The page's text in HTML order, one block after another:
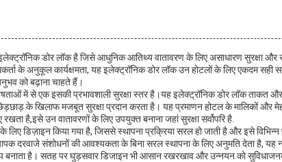
डोर लॉक है जिसे आधुनिक आतिथ्य वातावरण के लिए असाधारण सुरक्षा और
के अनुकूल कार्यक्षमता, यह इलेक्ट्रॉनिक डोर लॉक उन होटलों के लिए एकदम सही
को बढ़ाना चाहते हैं।
में से एक इसकी प्रभावशाली सुरक्षा स्तर है।यह इलेक्ट्रॉनिक डोर लॉक ताकत
के खिलाफ मजबूत सुरक्षा प्रदान करता है। यह प्रमाणन होटल के मालिकों और
है,इसे उन वातावरणों के लिए उपयुक्त बनाना जहां सुरक्षा सर्वोपरि है.
लिए डिज़ाइन किया गया है, जिससे स्थापना प्रक्रिया सरल हो जाती है और इसे
दरवाजे संशोधनों की आवश्यकता के बिना सरल स्थापना के लिए अनुमति देता है, यह
है। सतह पर घुड़सवार डिजाइन भी आसान रखरखाव और उन्नयन को सुविधाजनक